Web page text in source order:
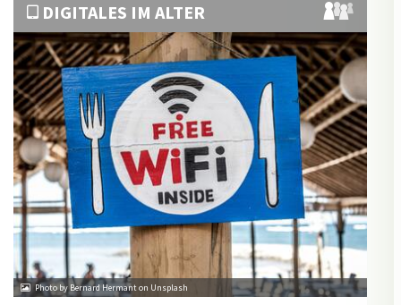
DIGITALES IM ALTER
Photo by Bernard Hermant on Unsplash